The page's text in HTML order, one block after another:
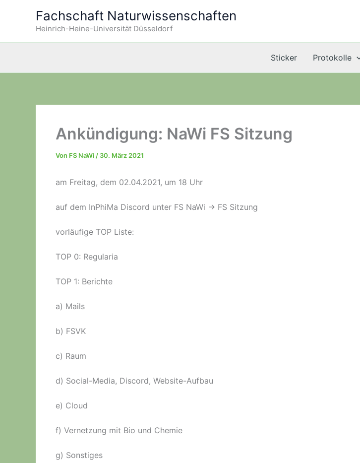
Fachschaft Naturwissenschaften
Heinrich-Heine-Universität Düsseldorf
Sticker Protokolle
Ankündigung: NaWi FS Sitzung
Von FS NaWi / 30. März 2021
am Freitag, dem 02.04.2021, um 18 Uhr
auf dem InPhiMa Discord unter FS NaWi -> FS Sitzung
vorläufige TOP Liste:
TOP 0: Regularia
TOP 1: Berichte
a) Mails
b) FSVK
c) Raum
d) Social-Media, Discord, Website-Aufbau
e) Cloud
f) Vernetzung mit Bio und Chemie
g) Sonstiges